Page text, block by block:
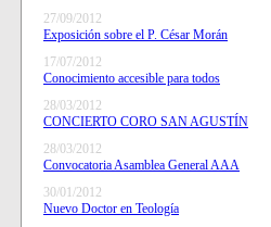
27/09/2012
Exposición sobre el P. César Morán
17/07/2012
Conocimiento accesible para todos
28/03/2012
CONCIERTO CORO SAN AGUSTÍN
28/03/2012
Convocatoria Asamblea General AAA
30/01/2012
Nuevo Doctor en Teología